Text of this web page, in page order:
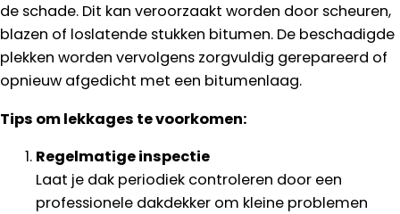
de schade. Dit kan veroorzaakt worden door scheuren,
blazen of loslatende stukken bitumen. De beschadigde
plekken worden vervolgens zorgvuldig gerepareerd of
opnieuw afgedicht met een bitumenlaag.
Tips om lekkages te voorkomen:
Regelmatige inspectie
Laat je dak periodiek controleren door een
professionele dakdekker om kleine problemen